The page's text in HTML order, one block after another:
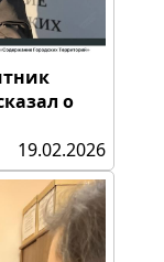
о
19.02.2026